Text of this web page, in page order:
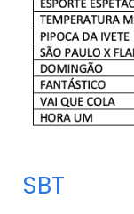
SBT